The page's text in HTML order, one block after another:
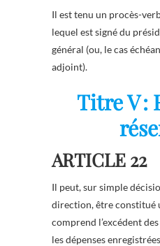
Il est tenu un procès-
lequel est signé du
général (ou, le cas
adjoint).
Titre V :
ARTICLE 22
Il peut, sur simple
direction, être constitué
comprend l’excédent
les dépenses